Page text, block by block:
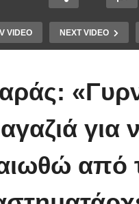
VIDEO NEXT VIDEO
στιγμή και
για
από